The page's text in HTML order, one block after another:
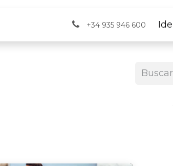
Eventos +34 935 946 600